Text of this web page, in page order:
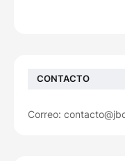
CONTACTO
Correo: